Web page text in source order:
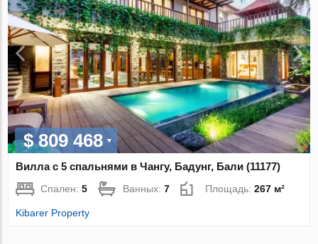
$ 809 468
Вилла с 5 спальнями в Чангу, Бадунг, Бали (11177)
Спален:5 Ванных:7 Площадь:267 м²
Kibarer Property